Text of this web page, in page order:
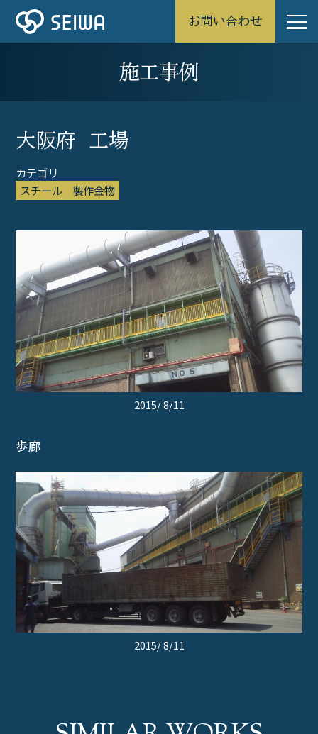
お問い合わせ
施工事例
大阪府 工場
スチール 製作金物
2015/ 8/11
歩廊
2015/ 8/11